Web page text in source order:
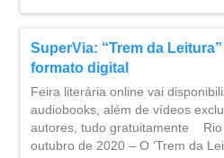
SuperVia: “Trem da
formato digital
Feira literária online vai
audiobooks, além de vídeos
autores, tudo gratuitamente Rio
outubro de 2020 – O ‘Trem da